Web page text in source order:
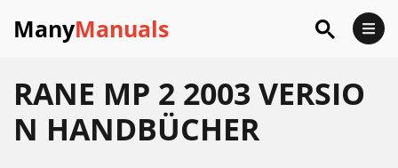
ManyManuals
RANE MP 2 2003 VERSIO
N HANDBÜCHER